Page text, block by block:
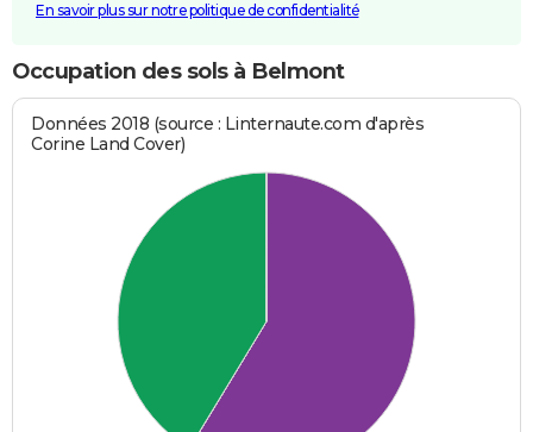
En savoir plus sur notre politique de confidentialité
Occupation des sols à Belmont
Données 2018 (source : Linternaute.com d'après
Corine Land Cover)